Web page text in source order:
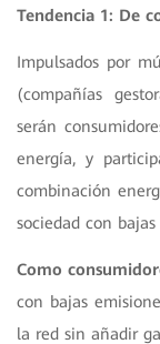
Tendencia 1: De
Impulsados por
(compañías
serán
energía, y
combinación
sociedad con
Como
con bajas
la red sin añadir